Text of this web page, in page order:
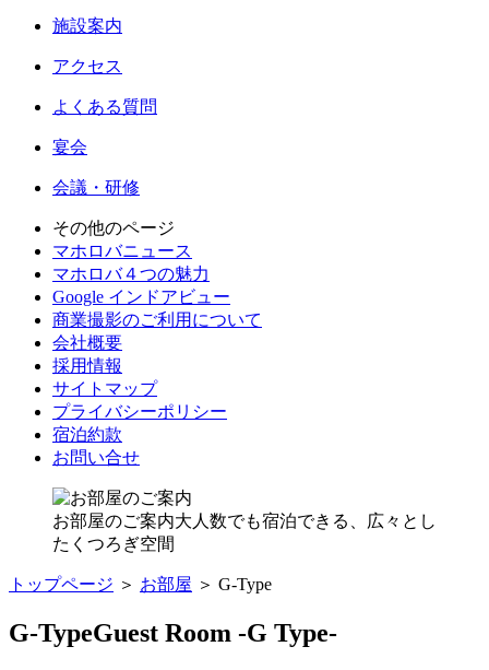
施設案内
アクセス
よくある質問
宴会
会議・研修
その他のページ
マホロバニュース
マホロバ４つの魅力
Google インドアビュー
商業撮影のご利用について
会社概要
採用情報
サイトマップ
プライバシーポリシー
宿泊約款
お問い合せ
お部屋のご案内大人数でも宿泊できる、広々とし
たくつろぎ空間
トップページ ＞ お部屋 ＞ G-Type
G-TypeGuest Room -G Type-